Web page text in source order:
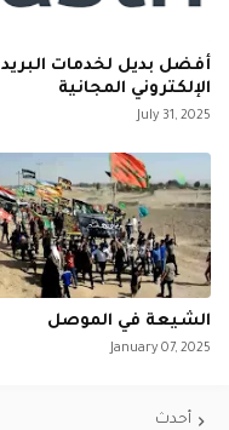
أفضل بديل لخدمات البريد
الإلكتروني المجانية
July 31, 2025
الشيعة في الموصل
January 07, 2025
أحدث